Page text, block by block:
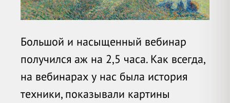
Большой и насыщенный вебинар
получился аж на 2,5 часа. Как всегда,
на вебинарах у нас была история
техники, показывали картины